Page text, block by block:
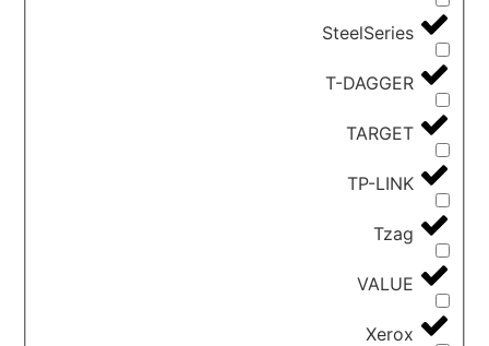
SteelSeries
T-DAGGER
TARGET
TP-LINK
Tzag
VALUE
Xerox